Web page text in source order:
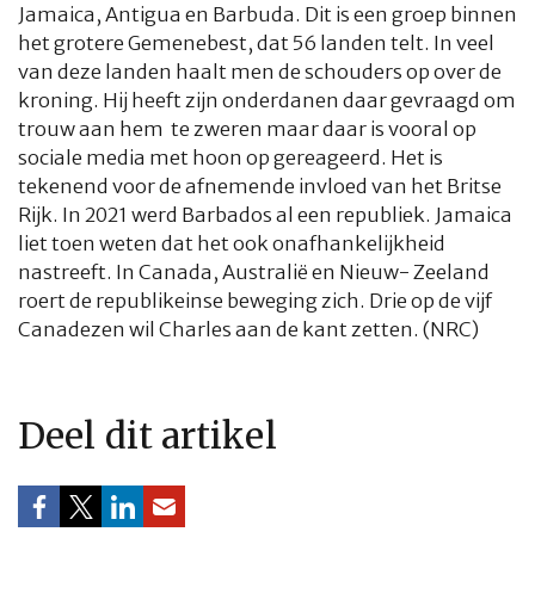
Jamaica, Antigua en Barbuda. Dit is een groep binnen
het grotere Gemenebest, dat 56 landen telt. In veel
van deze landen haalt men de schouders op over de
kroning. Hij heeft zijn onderdanen daar gevraagd om
trouw aan hem te zweren maar daar is vooral op
sociale media met hoon op gereageerd. Het is
tekenend voor de afnemende invloed van het Britse
Rijk. In 2021 werd Barbados al een republiek. Jamaica
liet toen weten dat het ook onafhankelijkheid
nastreeft. In Canada, Australië en Nieuw- Zeeland
roert de republikeinse beweging zich. Drie op de vijf
Canadezen wil Charles aan de kant zetten. (NRC)
Deel dit artikel